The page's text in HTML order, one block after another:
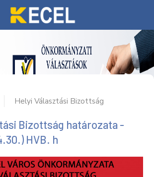
Helyi Választási Bizottság
Bizottság határozata -
HVB. h